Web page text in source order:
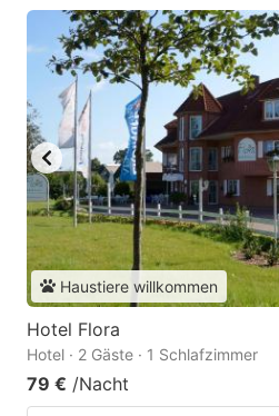
Haustiere willkommen
Hotel Flora
Hotel · 2 Gäste · 1 Schlafzimmer
79 € /Nacht